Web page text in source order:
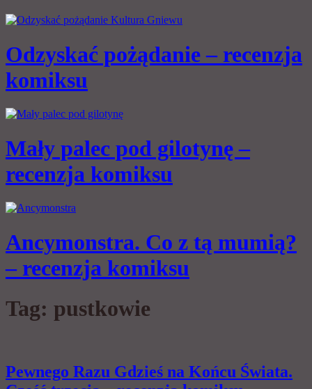
Odzyskać pożądanie – recenzja
komiksu
Mały palec pod gilotynę –
recenzja komiksu
Ancymonstra. Co z tą mumią?
– recenzja komiksu
Tag: pustkowie
Pewnego Razu Gdzieś na Końcu Świata.